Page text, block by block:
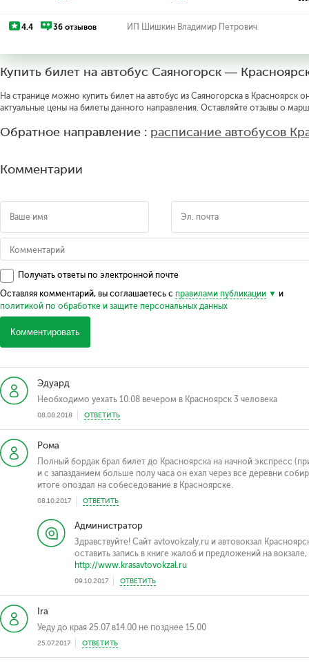
4.4 36 отзывов ИП Шишкин Владимир Петрович
Купить билет на автобус Саяногорск —
На странице можно купить билет на автобус из Саяногорска в Красноярск
актуальные цены на билеты данного направления. Оставляйте отзывы о
Обратное направление : расписание автобусов
Комментарии
Получать ответы по электронной почте
Оставляя комментарий, вы соглашаетесь с правилами публикации
и
политикой по обработке и защите персональных данных
Комментировать
Эдуард
Необходимо уехать 10.08 вечером в Красноярск 3 человека
08.08.2018 ОТВЕТИТЬ
Рома
Полный бордак брал билет до Красноярска на начной экспресс
и с запазданием больше полу часа он ехал через все деревни
итоге опоздал на собеседование в Красноярске.
08.10.2017 ОТВЕТИТЬ
Администратор
Здравствуйте! Сайт avtovokzaly.ru и автовокзал
оставить запись в книге жалоб и предложений на
http://www.krasavtovokzal.ru
09.10.2017 ОТВЕТИТЬ
Ira
Уеду до края 25.07 в14.00 не позднее 15.00
25.07.2017 ОТВЕТИТЬ